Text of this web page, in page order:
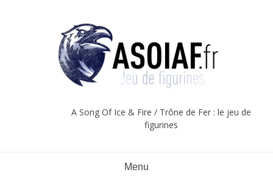
A Song Of Ice & Fire / Trône de Fer : le jeu de
figurines
Menu